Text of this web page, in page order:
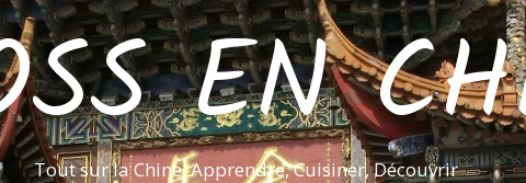
EN
Tout sur la Chine, Apprendre, Cuisiner, Découvrir